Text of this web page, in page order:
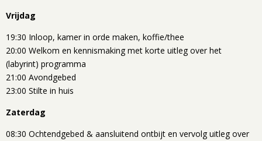
Vrijdag
19:30 Inloop, kamer in orde maken, koffie/thee
20:00 Welkom en kennismaking met korte uitleg over het
(labyrint) programma
21:00 Avondgebed
23:00 Stilte in huis
Zaterdag
08:30 Ochtendgebed & aansluitend ontbijt en vervolg uitleg over